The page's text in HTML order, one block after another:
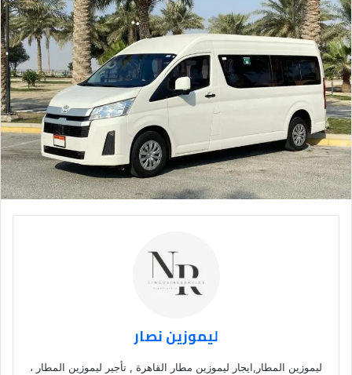
ليموزين نصار
ليموزين المطار,ايجار ليموزين مطار القاهرة , تأجير ليموزين المطار ،